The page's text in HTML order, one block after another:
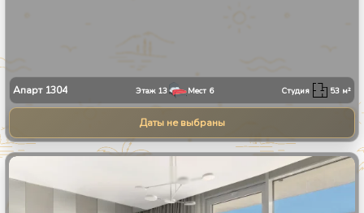
Апарт 1304 Этаж 13 Мест 6 Студия 53 м²
Даты не выбраны
/30